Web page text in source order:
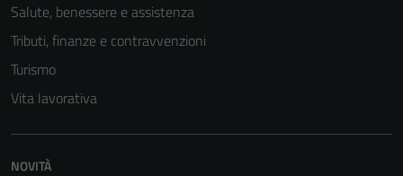
Salute, benessere e assistenza
Tributi, finanze e contravvenzioni
Turismo
Vita lavorativa
NOVITÀ